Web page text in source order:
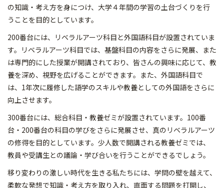
の知識・考え方を身につけ、大学４年間の学習の土台づくりを行
うことを目的としています。
200番台には、リベラルアーツ科目と外国語科目が設置されていま
す。リベラルアーツ科目では、基盤科目の内容をさらに発展、また
は専門的にした授業が開講されており、皆さんの興味に応じて、教
養を深め、視野を広げることができます。また、外国語科目で
は、1年次に履修した語学のスキルや教養としての外国語をさらに
向上させます。
300番台には、総合科目・教養ゼミが設置されています。100番
台・200番台の科目の学びをさらに発展させ、真のリベラルアーツ
の修得を目的としています。少人数で開講される教養ゼミでは、
教員や受講生との議論・学び合いを行うことができるでしょう。
移り変わりの激しい時代を生きる私たちには、学問の壁を越えて、
柔軟な発想で知識・考え方を取り入れ、直面する問題を打開し、